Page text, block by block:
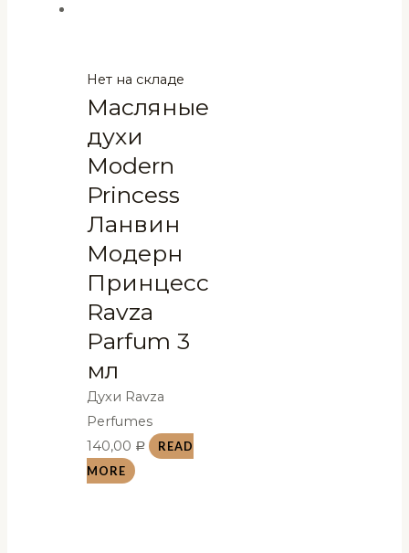
Нет на складе
Масляные
духи
Modern
Princess
Ланвин
Модерн
Принцесс
Ravza
Parfum 3
мл
Духи Ravza
Perfumes
140,00 Р
READ
MORE